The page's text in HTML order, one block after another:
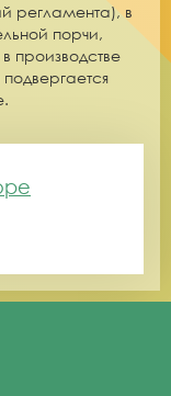
регламента), в
порчи,
производстве